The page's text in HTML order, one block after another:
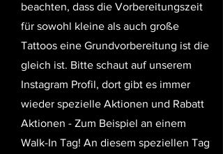
beachten, dass die Vorbereitungszeit
für sowohl kleine als auch große
Tattoos eine Grundvorbereitung ist die
gleich ist. Bitte schaut auf unserem
Instagram Profil, dort gibt es immer
wieder spezielle Aktionen und Rabatt
Aktionen - Zum Beispiel an einem
Walk-In Tag! An diesem speziellen Tag